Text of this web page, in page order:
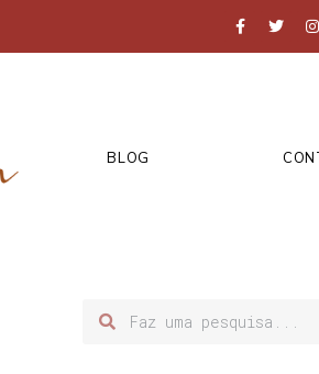
BLOG